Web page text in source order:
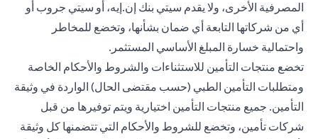
المصرفية الأخرى، ولا يقدم سيتي بنك إن.إيه، أو سيتي جروب أو
أي من شركاتها التابعة أي ضمان بشأنها، وتخضع للمخاطر
واحتمالية خسارة المبلغ الأساسي المستثمر.
تخضع منتجات التأمين للاستثناءات والشروط والأحكام الخاصة
ومتطلبات التأمين الطبي (حسب مقتضى الحال) الواردة في وثيقة
التأمين. جميع منتجات التأمين اختيارية ويتم توفيرها من قبل
شركات تأمين، وتخضع للشروط والأحكام التي تتضمنها كل وثيقة